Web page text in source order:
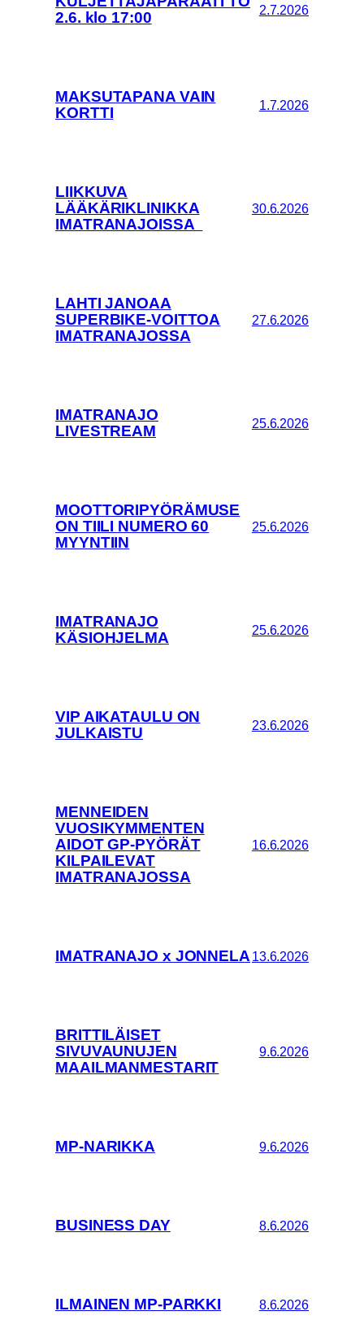
2.6. klo 17:00
2.7.2026
MAKSUTAPANA VAIN
KORTTI
1.7.2026
LIIKKUVA
LÄÄKÄRIKLINIKKA
IMATRANAJOISSA
30.6.2026
LAHTI JANOAA
SUPERBIKE-VOITTOA
IMATRANAJOSSA
27.6.2026
IMATRANAJO
LIVESTREAM
25.6.2026
MOOTTORIPYÖRÄMUSE
ON TIILI NUMERO 60
MYYNTIIN
25.6.2026
IMATRANAJO
KÄSIOHJELMA
25.6.2026
VIP AIKATAULU ON
JULKAISTU
23.6.2026
MENNEIDEN
VUOSIKYMMENTEN
AIDOT GP-PYÖRÄT
KILPAILEVAT
IMATRANAJOSSA
16.6.2026
IMATRANAJO x JONNELA 13.6.2026
BRITTILÄISET
SIVUVAUNUJEN
MAAILMANMESTARIT
9.6.2026
MP-NARIKKA 9.6.2026
BUSINESS DAY 8.6.2026
ILMAINEN MP-PARKKI 8.6.2026